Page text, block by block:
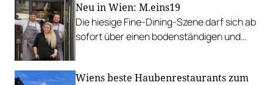
Neu in Wien: M.eins19
Die hiesige Fine-Dining-Szene darf sich ab
sofort über einen bodenständigen und
Wiens beste Haubenrestaurants zum